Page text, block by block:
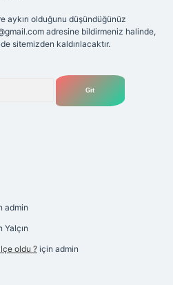
aykırı olduğunu düşündüğünüz
adresine bildirmeniz halinde,
sitemizden kaldırılacaktır.
admin
Yalçın
oldu ? için admin